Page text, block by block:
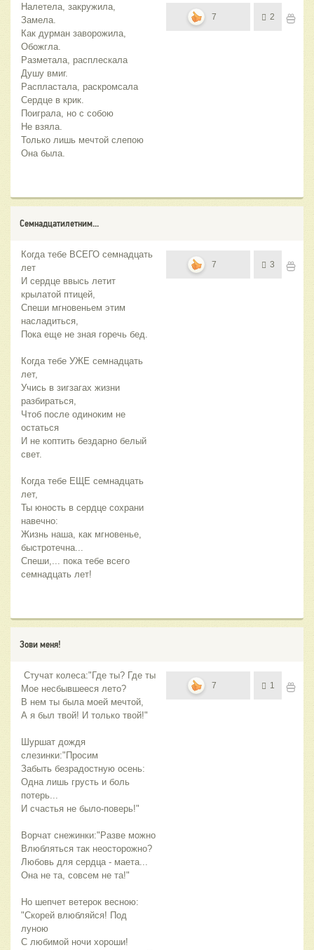
Налетела, закружила,
Замела.
Как дурман заворожила,
Обожгла.
Разметала, расплескала
Душу вмиг.
Распластала, раскромсала
Сердце в крик.
Поиграла, но с собою
Не взяла.
Только лишь мечтой слепою
Она была.
7 2
Семнадцатилетним...
Когда тебе ВСЕГО семнадцать
лет
И сердце ввысь летит
крылатой птицей,
Спеши мгновеньем этим
насладиться,
Пока еще не зная горечь бед.
Когда тебе УЖЕ семнадцать
лет,
Учись в зигзагах жизни
разбираться,
Чтоб после одиноким не
остаться
И не коптить бездарно белый
свет.
Когда тебе ЕЩЕ семнадцать
лет,
Ты юность в сердце сохрани
навечно:
Жизнь наша, как мгновенье,
быстротечна...
Спеши,... пока тебе всего
семнадцать лет!
7 3
Зови меня!
Стучат колеса:"Где ты? Где ты
Мое несбывшееся лето?
В нем ты была моей мечтой,
А я был твой! И только твой!"
Шуршат дождя
слезинки:"Просим
Забыть безрадостную осень:
Одна лишь грусть и боль
потерь...
И счастья не было-поверь!"
Ворчат снежинки:"Разве можно
Влюбляться так неосторожно?
Любовь для сердца - маета...
Она не та, совсем не та!"
Но шепчет ветерок весною:
"Скорей влюбляйся! Под
луною
С любимой ночи хороши!
7 1